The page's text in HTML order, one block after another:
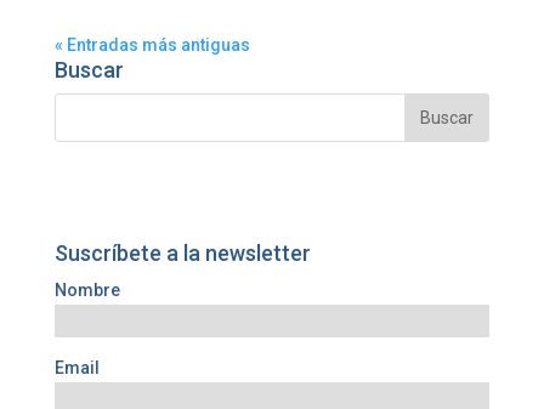
« Entradas más antiguas
Buscar
Suscríbete a la newsletter
Nombre
Email